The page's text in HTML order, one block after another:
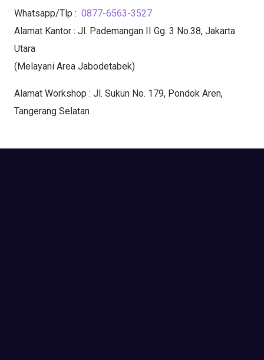
Whatsapp/Tlp : 0877-6563-3527
Alamat Kantor : Jl. Pademangan II Gg. 3 No.38, Jakarta
Utara
(Melayani Area Jabodetabek)
Alamat Workshop : Jl. Sukun No. 179, Pondok Aren,
Tangerang Selatan